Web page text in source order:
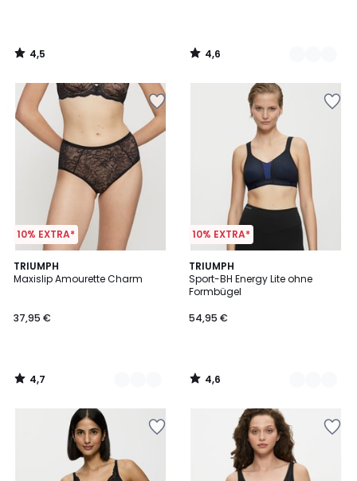
4,5
/
4,6
/
10% EXTRA*
TRIUMPH
Maxislip Amourette Charm
37,95 €
4,7
/ 5
2
Farben
4,7
/
10% EXTRA*
TRIUMPH
Sport-BH Energy Lite ohne
Formbügel
54,95 €
4,6
/ 5
2
Farben
4,6
/